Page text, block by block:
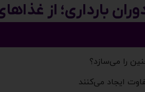
بارداری؛ از
را می‌سازد؟
ایجاد می‌کنند